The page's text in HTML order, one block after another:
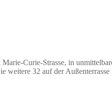
Curie-Strasse, in
32 auf der Außenterrasse